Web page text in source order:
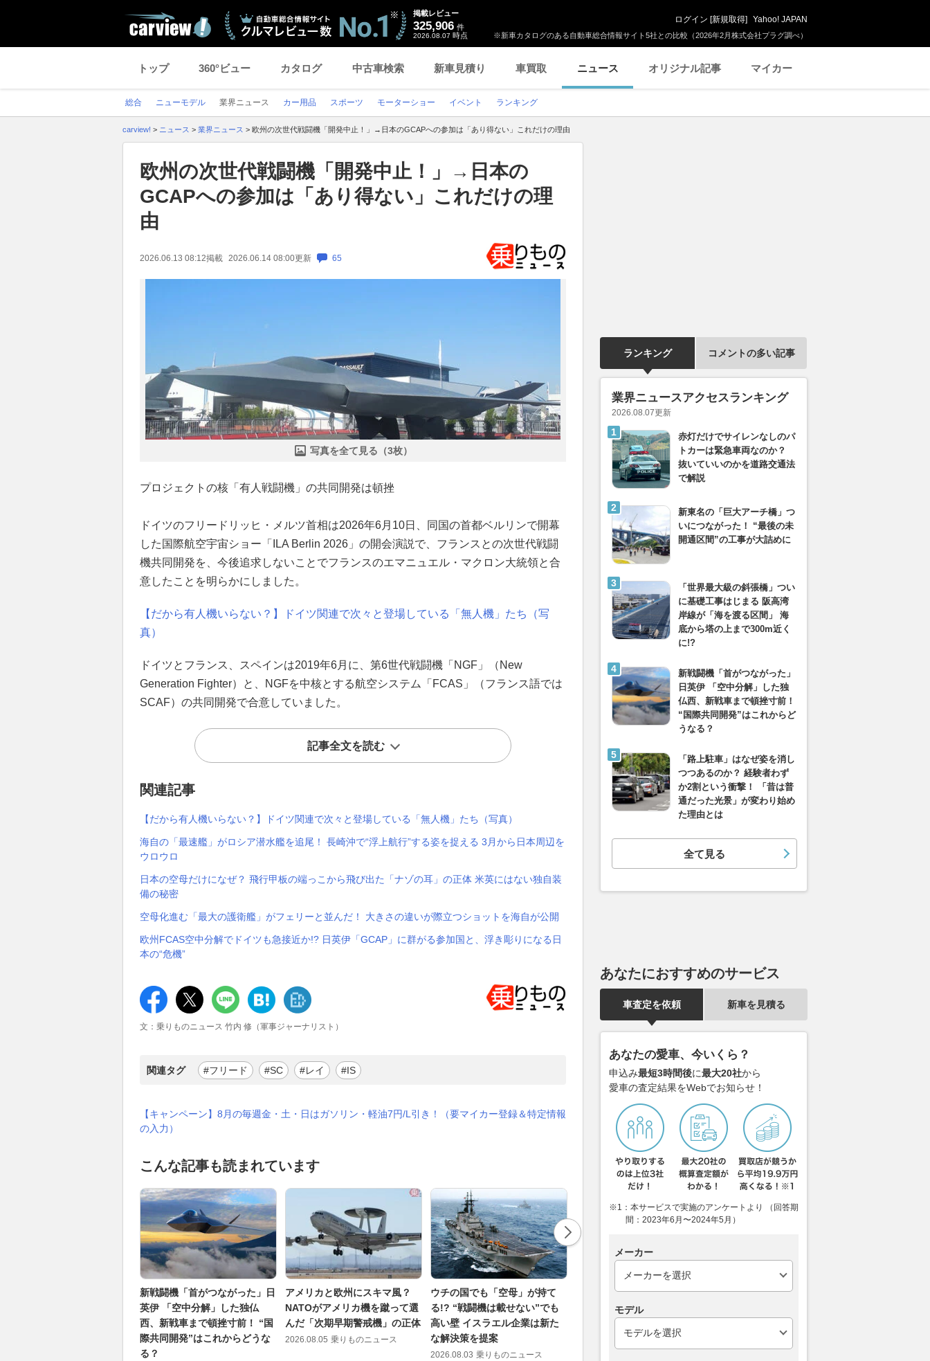
※新車カタログのある自動車総合情報サイト5社との比較（2026年2月株式会社プラグ調べ）
掲載レビュー
325,906 件
2026.08.07 時点
ログイン [新規取得] Yahoo! JAPAN
トップ 360°ビュー カタログ 中古車検索 新車見積り 車買取 ニュース オリジナル記事 マイカー
総合 ニューモデル 業界ニュース カー用品 スポーツ モーターショー イベント ランキング
carview! > ニュース > 業界ニュース > 欧州の次世代戦闘機「開発中止！」→日本のGCAPへの参加は「あり得ない」これだけの理由
欧州の次世代戦闘機「開発中止！」→日本の
GCAPへの参加は「あり得ない」これだけの理
由
2026.06.13 08:12掲載 2026.06.14 08:00更新 65
写真を全て見る（3枚）
プロジェクトの核「有人戦闘機」の共同開発は頓挫
ドイツのフリードリッヒ・メルツ首相は2026年6月10日、同国の首都ベルリンで開幕
した国際航空宇宙ショー「ILA Berlin 2026」の開会演説で、フランスとの次世代戦闘
機共同開発を、今後追求しないことでフランスのエマニュエル・マクロン大統領と合
意したことを明らかにしました。
【だから有人機いらない？】ドイツ関連で次々と登場している「無人機」たち（写
真）
ドイツとフランス、スペインは2019年6月に、第6世代戦闘機「NGF」（New
Generation Fighter）と、NGFを中核とする航空システム「FCAS」（フランス語では
SCAF）の共同開発で合意していました。
記事全文を読む
関連記事
【だから有人機いらない？】ドイツ関連で次々と登場している「無人機」たち（写真）
海自の「最速艦」がロシア潜水艦を追尾！ 長崎沖で“浮上航行”する姿を捉える 3月から日本周辺を
ウロウロ
日本の空母だけになぜ？ 飛行甲板の端っこから飛び出た「ナゾの耳」の正体 米英にはない独自装
備の秘密
空母化進む「最大の護衛艦」がフェリーと並んだ！ 大きさの違いが際立つショットを海自が公開
欧州FCAS空中分解でドイツも急接近か!? 日英伊「GCAP」に群がる参加国と、浮き彫りになる日
本の“危機”
文：乗りものニュース 竹内 修（軍事ジャーナリスト）
関連タグ #フリード #SC #レイ #IS
【キャンペーン】8月の毎週金・土・日はガソリン・軽油7円/L引き！（要マイカー登録＆特定情報
の入力）
こんな記事も読まれています
新戦闘機「首がつながった」日
英伊 「空中分解」した独仏
西、新戦車まで頓挫寸前！ “国
際共同開発”はこれからどうな
る？
アメリカと欧州にスキマ風？
NATOがアメリカ機を蹴って選
んだ「次期早期警戒機」の正体
2026.08.05 乗りものニュース
ウチの国でも「空母」が持て
る!? “戦闘機は載せない”でも
高い壁 イスラエル企業は新た
な解決策を提案
2026.08.03 乗りものニュース
陸上兵器メーカーが艦艇に本格
参入!? 重火力な「次世代万能
フリゲート」を考案！ 北米に
アピール開始
豪新型フリゲート 「水中戦」
定の背景に「納期」か？
ランキング コメントの多い記事
業界ニュースアクセスランキング
2026.08.07更新
赤灯だけでサイレンなしのパ
トカーは緊急車両なのか？
抜いていいのかを道路交通法
で解説
新東名の「巨大アーチ橋」つ
いにつながった！ “最後の未
開通区間”の工事が大詰めに
「世界最大級の斜張橋」つい
に基礎工事はじまる 阪高湾
岸線が「海を渡る区間」 海
底から塔の上まで300m近く
に!?
新戦闘機「首がつながった」
日英伊 「空中分解」した独
仏西、新戦車まで頓挫寸前！
“国際共同開発”はこれからど
うなる？
「路上駐車」はなぜ姿を消し
つつあるのか？ 経験者わず
か2割という衝撃！ 「昔は普
通だった光景」が変わり始め
た理由とは
全て見る
あなたにおすすめのサービス
車査定を依頼 新車を見積る
あなたの愛車、今いくら？
申込み最短3時間後に最大20社から
愛車の査定結果をWebでお知らせ！
※1：本サービスで実施のアンケートより （回答期
間：2023年6月〜2024年5月）
メーカー
モデル